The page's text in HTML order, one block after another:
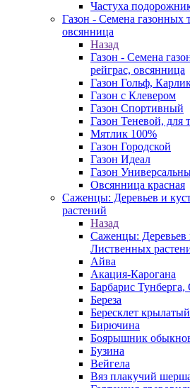
Частуха
Газон - Семена газонных
овсянница
Назад
Газон - Семена
рейграс, овсянница
Газон Гольф,
Газон с Клевером
Газон Спортивный
Газон Теневой, для
Мятлик 100%
Газон Городской
Газон Идеал
Газон
Овсянница красная
Саженцы: Деревьев и
растений
Назад
Саженцы: Деревьев
Лиственных
Айва
Акация-Карогана
Барбарис Тунберга,
Береза
Бересклет крылатый
Бирючина
Боярышник
Бузина
Вейгела
Вяз плакучий